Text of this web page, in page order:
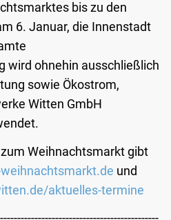
bis zu den
6. Januar, die Innenstadt
wird ohnehin ausschließlich
sowie Ökostrom,
Witten GmbH
Weihnachtsmarkt gibt
und
aktuelles-termine